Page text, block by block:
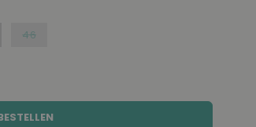
46